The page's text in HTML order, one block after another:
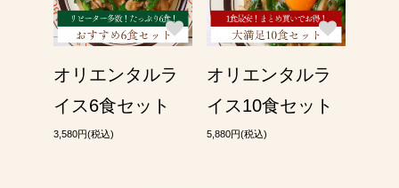
オリエンタルラ
イス6食セット
3,580円(税込)
オリエンタルラ
イス10食セット
5,880円(税込)